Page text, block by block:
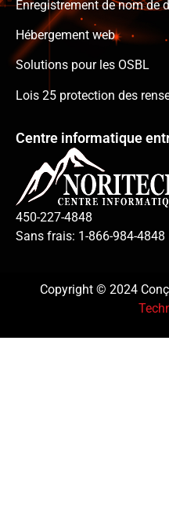
Enregistrement de nom de
Hébergement web
Solutions pour les OSBL
Lois 25 protection des
Centre informatique
450-227-4848
Sans frais: 1-866-984-4848
Copyright © 2024